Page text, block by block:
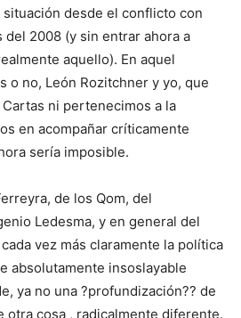
situación desde el conflicto con
del 2008 (y sin entrar ahora a
aquello). En aquel
o no, León Rozitchner y yo, que
ni pertenecimos a la
en acompañar críticamente
sería imposible.
de los Qom, del
Ledesma, y en general del
vez más claramente la política
absolutamente insoslayable
ya no una ?profundización?? de
otra cosa , radicalmente diferente.